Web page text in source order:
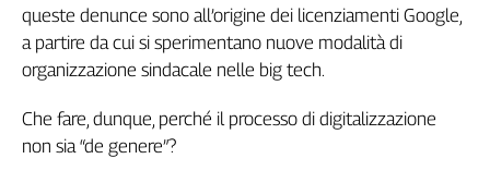
Lavoro
Territori
Abruzzo-
queste denunce sono all’origine dei licenziamenti Google,
a partire da cui si sperimentano nuove modalità di
organizzazione sindacale nelle big tech.
Che fare, dunque, perché il processo di digitalizzazione
non sia “de genere”?